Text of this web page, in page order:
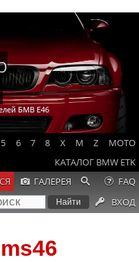
БМВ Е46
5 6 7 8 X M Z
MOTO
КАТАЛОГ BMW ETK
ГАЛЕРЕЯ
FAQ
ВХОД